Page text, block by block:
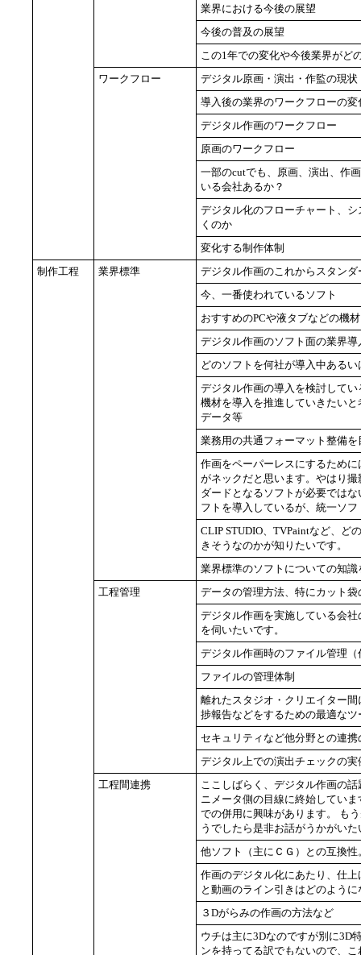
業界における今後の展望
今後の普及の展望
この1年での変化や今後業界がど
ワークフロー
デジタル原画・演出・作監の現状
導入後の業界のワークフローの変
デジタル作画のワークフロー
原画のワークフロー
一部のcutでも、原画、演出、作
いる会社あるか？
デジタル化のフローチャート、
くのか
変化する制作体制
制作工程
業界標準
デジタル作画のこれからスタン
今、一番使われているソフト
おすすめのPCや液タブなどの機材
デジタル作画のソフト面の業界
どのソフトを何社が導入中ある
デジタル作画の導入を検討して
機材を導入を推進していきたい
データ等
業務用の共通フォーマット整備
作画をペーパーレスにするため
がネックだと思います。やはり
ダードとなるソフトが必要では
フトを導入しているが、統一ソ
CLIP STUDIO、TVPaintなど、ど
きそうなのかが知りたいです。
業界標準のソフトについての知識
工程管理
データの管理方法、特にカット
デジタル作画を実施している会
を伺いたいです。
デジタル作画時のファイル管理
ファイルの管理体制
離れたスタジオ・クリエイター
捗報告などをするための最適なツ
セキュリティなど他分野との連
デジタル上での演出チェックの実
工程間連携
ここしばらく、デジタル作画の
ニメータ側の目線に終始してい
での併用に興味があります。 も
うでしたら是非お話がうかがいた
他ソフト（主にＣＧ）との互換性
作画のデジタル化にあたり、仕
と動画のライン引きはどのよう
３Dがらみの作画の方法など
ウチは主に3Dなのですが別に3D
ンを持ってる訳でもないので、